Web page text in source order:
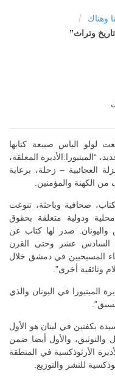
وهناك /
وتراث”
لولو الياس صيبعة كتابها
“الميتيورا:الأديرة المعلقة،
العجائبية – زحلة، برعاية
الكهنة والمؤمنين.
صحافية وباحثة، تنوعت
ودولية متعلقة بحقوق
واليونان. صدر لها كتاب عن
السادس عشر وحتى القرن
المسيحيين في دمشق خلال
وثائقية أخرى”.
الميتيورا في اليونان والذي
بكفتين في لبنان هو الأول
والتوثيق، والأول أيضا ضمن
الأرثوذكسية في المنطقة
للنشر والتوزيع.